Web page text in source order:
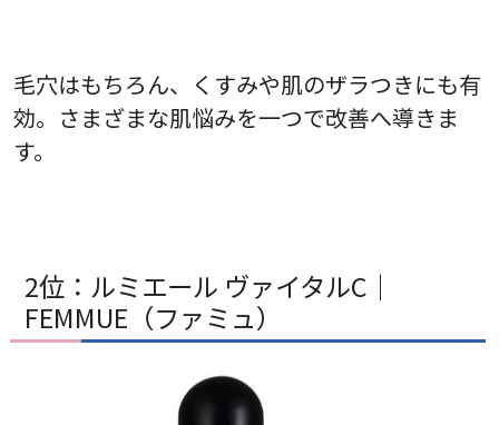
毛穴はもちろん、くすみや肌のザラつきにも有
効。さまざまな肌悩みを一つで改善へ導きま
す。
2位：ルミエール ヴァイタルC｜
FEMMUE（ファミュ）